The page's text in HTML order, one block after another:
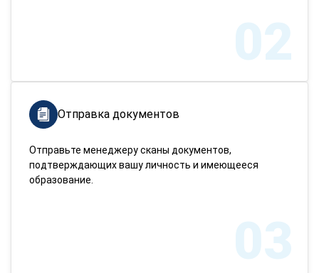
02
Отправка документов
Отправьте менеджеру сканы документов,
подтверждающих вашу личность и имеющееся
образование.
03